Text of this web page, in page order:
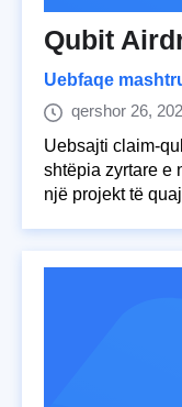
Qubit
Uebfaqe
qershor 26,
Uebsajti claim-
shtëpia zyrtare e
një projekt të